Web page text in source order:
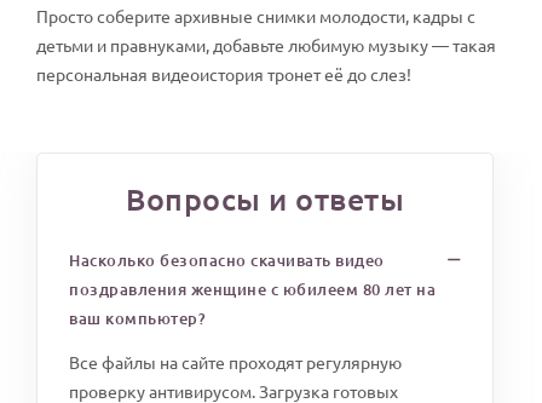
Просто соберите архивные снимки молодости, кадры с
детьми и правнуками, добавьте любимую музыку — такая
персональная видеоистория тронет её до слез!
Вопросы и ответы
Насколько безопасно скачивать видео
поздравления женщине с юбилеем 80 лет на
ваш компьютер?
Все файлы на сайте проходят регулярную
проверку антивирусом. Загрузка готовых